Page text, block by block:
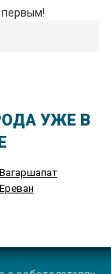
первым!
УЖЕ В
Вагаршапат
Ереван